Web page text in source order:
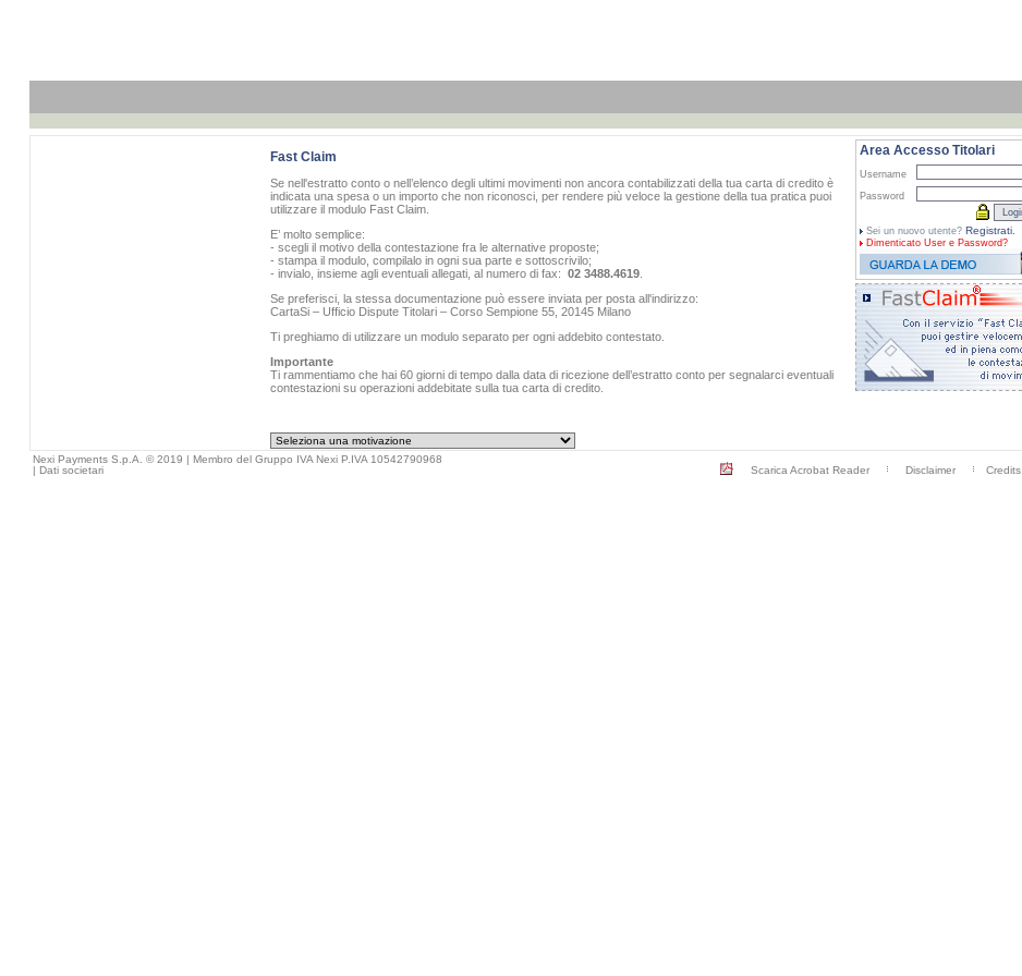
Fast Claim
Se nell'estratto conto o nell’elenco degli ultimi movimenti non ancora contabilizzati della tua carta di credito è
indicata una spesa o un importo che non riconosci, per rendere più veloce la gestione della tua pratica puoi
utilizzare il modulo Fast Claim.
E’ molto semplice:
- scegli il motivo della contestazione fra le alternative proposte;
- stampa il modulo, compilalo in ogni sua parte e sottoscrivilo;
- invialo, insieme agli eventuali allegati, al numero di fax: 02 3488.4619.
Se preferisci, la stessa documentazione può essere inviata per posta all'indirizzo:
CartaSi – Ufficio Dispute Titolari – Corso Sempione 55, 20145 Milano
Ti preghiamo di utilizzare un modulo separato per ogni addebito contestato.
Importante
Ti rammentiamo che hai 60 giorni di tempo dalla data di ricezione dell’estratto conto per segnalarci eventuali
contestazioni su operazioni addebitate sulla tua carta di credito.
Area Accesso Titolari
Username
Password
Sei un nuovo utente? Registrati.
Dimenticato User e Password?
Nexi Payments S.p.A. © 2019 | Membro del Gruppo IVA Nexi P.IVA 10542790968
| Dati societari Scarica Acrobat Reader Disclaimer Credits